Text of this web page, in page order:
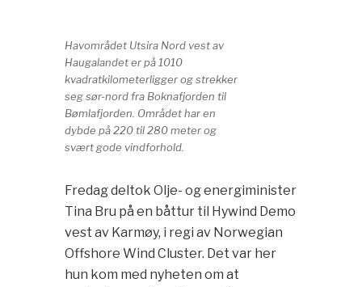
Havområdet Utsira Nord vest av
Haugalandet er på 1010
kvadratkilometerligger og strekker
seg sør-nord fra Boknafjorden til
Bømlafjorden. Området har en
dybde på 220 til 280 meter og
svært gode vindforhold.
Fredag deltok Olje- og energiminister
Tina Bru på en båttur til Hywind Demo
vest av Karmøy, i regi av Norwegian
Offshore Wind Cluster. Det var her
hun kom med nyheten om at